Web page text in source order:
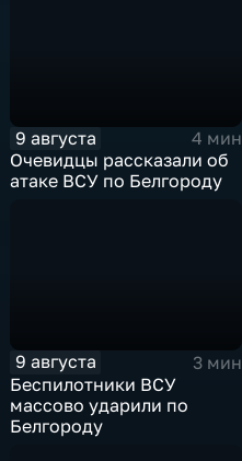
9 августа
4 мин
Очевидцы рассказали об
атаке ВСУ по Белгороду
9 августа
3 мин
Беспилотники ВСУ
массово ударили по
Белгороду